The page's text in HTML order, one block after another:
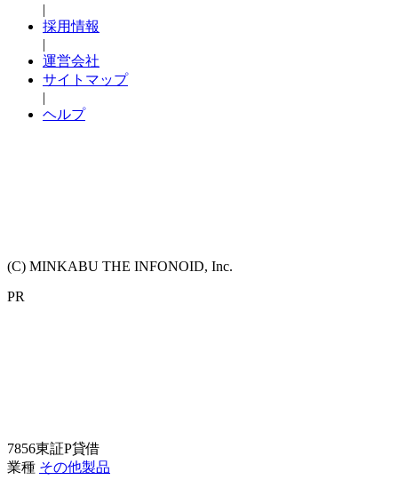
|
採用情報
|
運営会社
サイトマップ
|
ヘルプ
(C) MINKABU THE INFONOID, Inc.
PR
7856東証P貸借
業種 その他製品